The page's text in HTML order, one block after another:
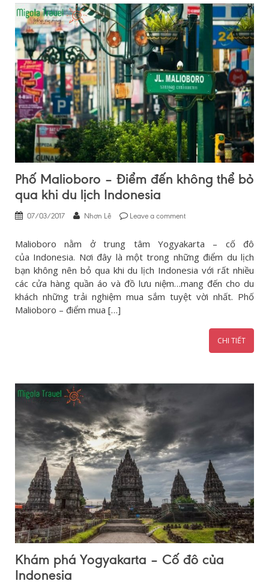
Phố Malioboro – Điểm đến không thể bỏ
qua khi du lịch Indonesia
07/03/2017 Nhơn Lê Leave a comment
Malioboro nằm ở trung tâm Yogyakarta – cố đô
của Indonesia. Nơi đây là một trong những điểm du lịch
bạn không nên bỏ qua khi du lịch Indonesia với rất nhiều
các cửa hàng quần áo và đồ lưu niệm…mang đến cho du
khách những trải nghiệm mua sắm tuyệt vời nhất. Phố
Malioboro – điểm mua […]
CHI TIẾT
Khám phá Yogyakarta – Cố đô của
Indonesia